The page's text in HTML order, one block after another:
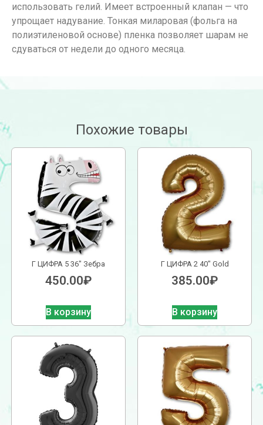
использовать гелий. Имеет встроенный клапан — что
упрощает надувание. Тонкая миларовая (фольга на
полиэтиленовой основе) пленка позволяет шарам не
сдуваться от недели до одного месяца.
Похожие товары
Г ЦИФРА 5 36″ Зебра
450.00₽
В корзину
Г ЦИФРА 2 40″ Gold
385.00₽
В корзину